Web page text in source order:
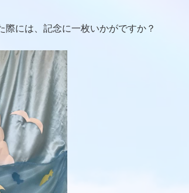
際には、記念に一枚いかがですか？